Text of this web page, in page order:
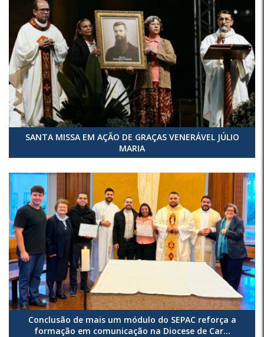
SANTA MISSA EM AÇÃO DE GRAÇAS VENERÁVEL JÚLIO
MARIA
Conclusão de mais um módulo do SEPAC reforça a
formação em comunicação na Diocese de Car...